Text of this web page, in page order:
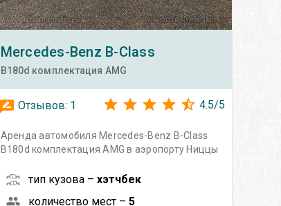
Mercedes-Benz B-Class
B180d комплектация AMG
Отзывов: 1 4.5/5
Аренда автомобиля Mercedes-Benz B-Class
B180d комплектация AMG в аэропорту Ниццы
тип кузова – хэтчбек
количество мест – 5